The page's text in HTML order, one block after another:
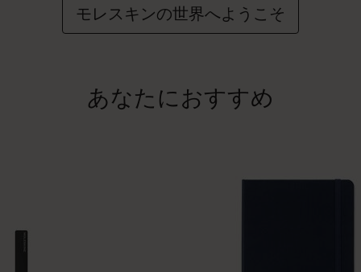
モレスキンの世界へようこそ
あなたにおすすめ